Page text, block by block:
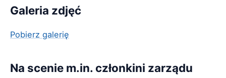
Galeria zdjęć
Pobierz galerię
Na scenie m.in. członkini zarządu